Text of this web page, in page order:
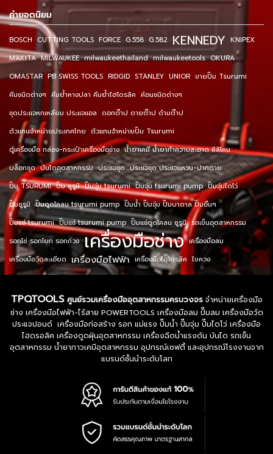
คำยอดนิยม
BOSCH CUTTING TOOLS FORCE G.558 G.582 KENNEDY KNIPEX
MAKITA MILWAUKEE milwaukeethailand milwaukeetools OKURA
OMASTAR PB SWISS TOOLS RIDGID STANLEY UNIOR ขายปั๊ม Tsurumi
คีมชนิดต่างๆ คีมย้ำหางปลา คีมย้ำไฮโดรลิค ค้อนชนิดต่างๆ
ชุดประแจหกเหลี่ยม ประแจแอล ดอกต๊าป ดายต๊าป ด้ามต๊าป
ตัวแทนจำหน่ายประเทศไทย ตัวแทนจำหน่ายปั๊ม Tsurumi
ตู้เครื่องมือ กล่อง-กระเป๋าเครื่องมือช่าง น้ำยาเคมี น้ำยาทำความสะอาด ซิลิโคน
บล็อกชุด บันไดอุตสาหกรรม ประแจชุด ประแจชุด ประแจแหวน-ปากตาย
ปั๊ม TSURUMI ปั๊ม ซูรูมิ ปั๊มจุ่ม tsurumi ปั๊มจุ่ม tsurumi pump ปั๊มจุ่มไดโว่
ปั๊มซูรูมิ ปั๊มดูดโคลน tsurumi pump ปั๊มน้ำ ปั๊มจุ่ม ปั๊มบาดาล ปั๊มอื่นๆ
ปั๊มแช่ tsurumi ปั๊มแช่ tsurumi pump ปั๊มแช่ดูดโคลน ซูรูมิ รถเข็นอุตสาหกรรม
รอกโซ่ รอกโยก รอกถ่วง เครื่องมือช่าง เครื่องมือลม
เครื่องมือวัดละเอียด เครื่องมือไฟฟ้า เครื่องมือไฮโดรลิค ไขควง
TPQTOOLS ศูนย์รวมเครื่องมืออุตสาหกรรมครบวงจรจำหน่ายเครื่องมือ
ช่าง เครื่องมือไฟฟ้า-ไร้สาย POWERTOOLS เครื่องมือลม ปั๊มลม เครื่องมือวัด
ประแจปอนด์ เครื่องมือก่อสร้าง รอก แม่แรง ปั๊มน้ำ ปั๊มจุ่ม ปั๊มไดโว่ เครื่องมือ
ไฮดรอลิค เครื่องดูดฝุ่นอุตสาหกรรม เครื่องฉีดน้ำแรงดัน บันได รถเข็น
อุตสาหกรรม น้ำยากาวเคมีอุตสาหกรรม อุปกรณ์เซฟตี้ และอุปกรณ์โรงงานจาก
แบรนด์ชั้นนำระดับโลก